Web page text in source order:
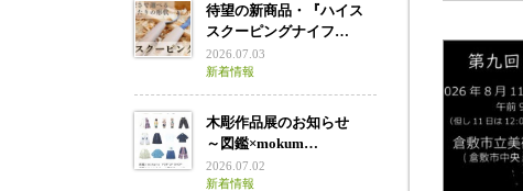
待望の新商品・『ハイス
スクーピングナイフ…
2026.07.03
新着情報
木彫作品展のお知らせ
～図鑑×mokum…
2026.07.02
新着情報